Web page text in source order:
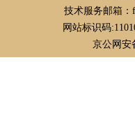
技术服务邮箱：
网站标识码
京公网安